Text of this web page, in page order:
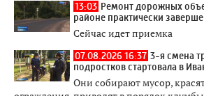
13:03 Ремонт дорожных
районе практически
Сейчас идет приемка
07.08.2026 16:37 3-я смена
подростков стартовала в
Они собирают мусор,